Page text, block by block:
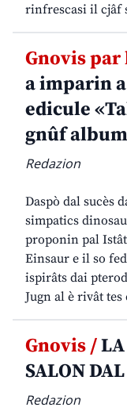
rinfrescasi il cjâf
Gnovis
a imparin
edicule
gnûf
Redazion
Daspò dal sucès
simpatics
proponin pal
Einsaur e il so
ispirâts dai
Jugn al è rivât
Gnovis /
SALON
Redazion